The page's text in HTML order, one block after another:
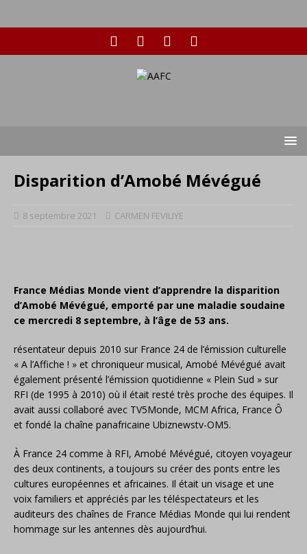
Disparition d’Amobé Mévégué
8 septembre 2021 CARMEN FEVILIYE
France Médias Monde vient d’apprendre la disparition
d’Amobé Mévégué, emporté par une maladie soudaine
ce mercredi 8 septembre, à l’âge de 53 ans.
résentateur depuis 2010 sur France 24 de l’émission culturelle
« A l’Affiche ! » et chroniqueur musical, Amobé Mévégué avait
également présenté l’émission quotidienne « Plein Sud » sur
RFI (de 1995 à 2010) où il était resté très proche des équipes. Il
avait aussi collaboré avec TV5Monde, MCM Africa, France Ô
et fondé la chaîne panafricaine Ubiznewstv-OM5.
À France 24 comme à RFI, Amobé Mévégué, citoyen voyageur
des deux continents, a toujours su créer des ponts entre les
cultures européennes et africaines. Il était un visage et une
voix familiers et appréciés par les téléspectateurs et les
auditeurs des chaînes de France Médias Monde qui lui rendent
hommage sur les antennes dès aujourd’hui.